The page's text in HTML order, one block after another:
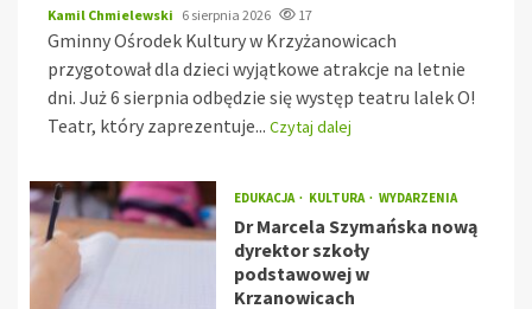
Kamil Chmielewski 6 sierpnia 2026 17
Gminny Ośrodek Kultury w Krzyżanowicach
przygotował dla dzieci wyjątkowe atrakcje na letnie
dni. Już 6 sierpnia odbędzie się występ teatru lalek O!
Teatr, który zaprezentuje... Czytaj dalej
EDUKACJA KULTURA WYDARZENIA
Dr Marcela Szymańska nową
dyrektor szkoły
podstawowej w
Krzanowicach